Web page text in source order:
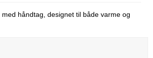
håndtag, designet til både varme og